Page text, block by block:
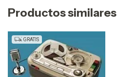
Productos similares
GRATIS